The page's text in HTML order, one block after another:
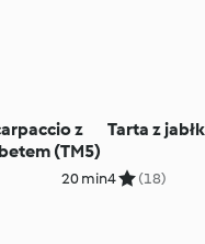
z
(TM5)
20 min
Tarta z
4 (18)